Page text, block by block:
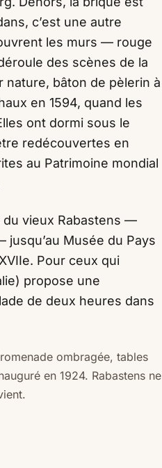
c’est une autre
les murs — rouge
des scènes de la
nature, bâton de pèlerin à
en 1594, quand les
ont dormi sous le
redécouvertes en
au Patrimoine mondial
du vieux Rabastens —
Musée du Pays
Pour ceux qui
propose une
de deux heures dans
ombragée, tables
en 1924. Rabastens ne